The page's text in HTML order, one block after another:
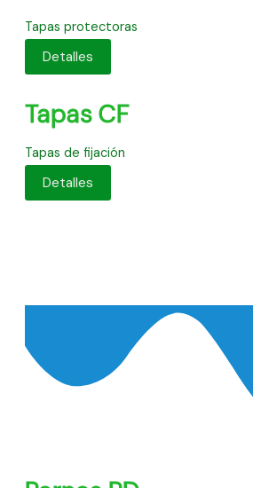
Tapas protectoras
Detalles
Tapas CF
Tapas de fijación
Detalles